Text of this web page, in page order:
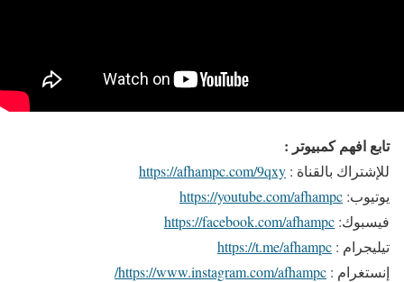
تابع افهم كمبيوتر :
للإشتراك بالقناة : https://afhampc.com/9qxy
يوتيوب: https://youtube.com/afhampc
فيسبوك: https://facebook.com/afhampc
تيليجرام : https://t.me/afhampc
إنستغرام : https://www.instagram.com/afhampc/